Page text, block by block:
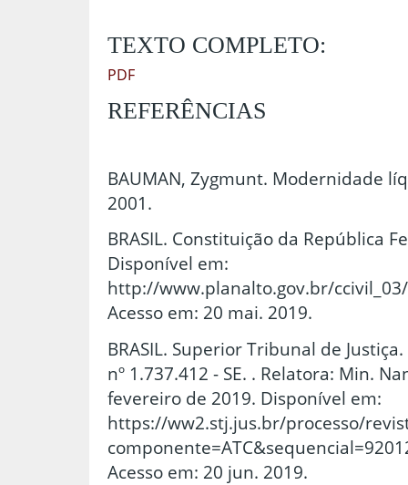
TEXTO COMPLETO:
PDF
REFERÊNCIAS
BAUMAN, Zygmunt. Modernidade
2001.
BRASIL. Constituição da República
Disponível em:
http://www.planalto.gov.br/
Acesso em: 20 mai. 2019.
BRASIL. Superior Tribunal de
nº 1.737.412 - SE. . Relatora: Min.
fevereiro de 2019. Disponível em:
https://ww2.stj.jus.br/processo/
Acesso em: 20 jun. 2019.